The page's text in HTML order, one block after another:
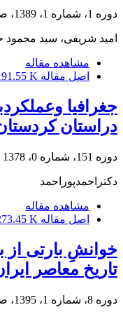
دوره 1، شماره 1، 1389، صفحه
امید شریفی، سید
مشاهده مقاله
اصل مقاله K
جغرافیا
دراستان
دوره 151، شماره 0، 1378
دکتراحمدپوراحمد
مشاهده مقاله
اصل مقاله K
خوانشِ بارتی از
تاریخ معاصر
دوره 8، شماره 1، 1395، صفحه